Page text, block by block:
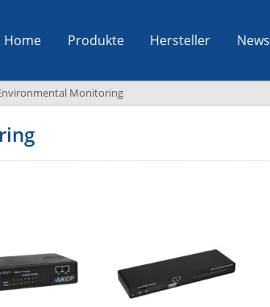
Home Produkte Hersteller News
Monitoring